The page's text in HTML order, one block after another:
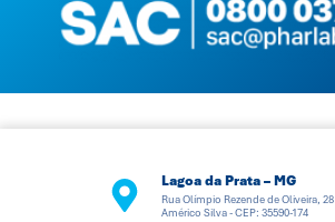
Lagoa da Prata – MG
Rua Olímpio Rezende de Oliveira, 28
Américo Silva - CEP: 35590-174